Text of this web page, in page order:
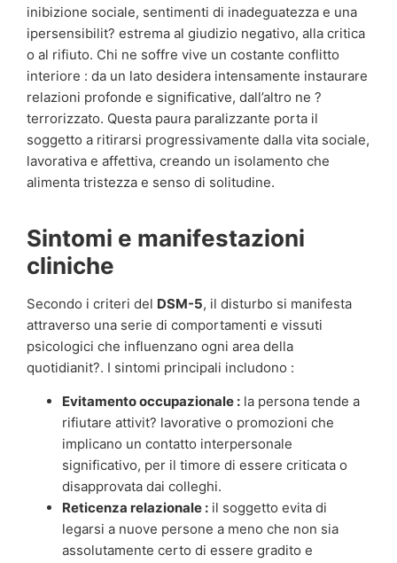
inibizione sociale, sentimenti di inadeguatezza e una
ipersensibilit? estrema al giudizio negativo, alla critica
o al rifiuto. Chi ne soffre vive un costante conflitto
interiore : da un lato desidera intensamente instaurare
relazioni profonde e significative, dall’altro ne ?
terrorizzato. Questa paura paralizzante porta il
soggetto a ritirarsi progressivamente dalla vita sociale,
lavorativa e affettiva, creando un isolamento che
alimenta tristezza e senso di solitudine.
Sintomi e manifestazioni
cliniche
Secondo i criteri del DSM-5, il disturbo si manifesta
attraverso una serie di comportamenti e vissuti
psicologici che influenzano ogni area della
quotidianit?. I sintomi principali includono :
Evitamento occupazionale : la persona tende a
rifiutare attivit? lavorative o promozioni che
implicano un contatto interpersonale
significativo, per il timore di essere criticata o
disapprovata dai colleghi.
Reticenza relazionale : il soggetto evita di
legarsi a nuove persone a meno che non sia
assolutamente certo di essere gradito e